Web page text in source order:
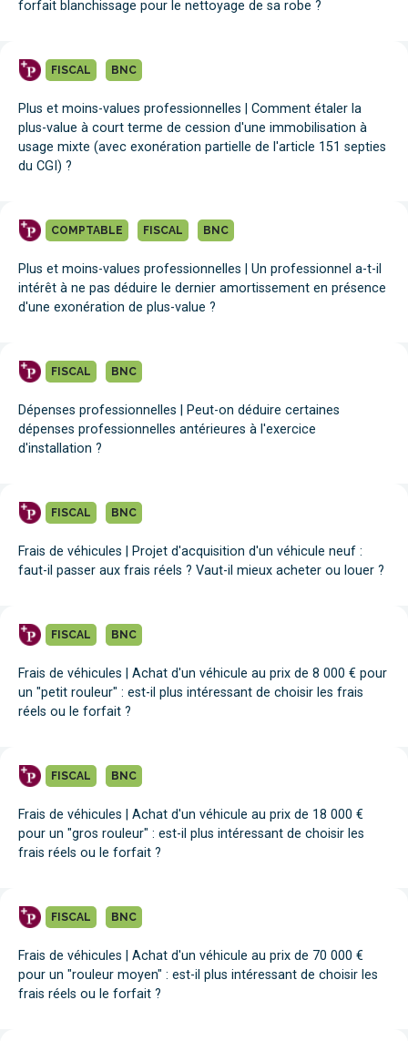
forfait blanchissage pour le nettoyage de sa robe ?
FISCAL BNC
Plus et moins-values professionnelles | Comment étaler la
plus-value à court terme de cession d'une immobilisation à
usage mixte (avec exonération partielle de l'article 151 septies
du CGI) ?
COMPTABLE FISCAL BNC
Plus et moins-values professionnelles | Un professionnel a-t-il
intérêt à ne pas déduire le dernier amortissement en présence
d'une exonération de plus-value ?
FISCAL BNC
Dépenses professionnelles | Peut-on déduire certaines
dépenses professionnelles antérieures à l'exercice
d'installation ?
FISCAL BNC
Frais de véhicules | Projet d'acquisition d'un véhicule neuf :
faut-il passer aux frais réels ? Vaut-il mieux acheter ou louer ?
FISCAL BNC
Frais de véhicules | Achat d'un véhicule au prix de 8 000 € pour
un "petit rouleur" : est-il plus intéressant de choisir les frais
réels ou le forfait ?
FISCAL BNC
Frais de véhicules | Achat d'un véhicule au prix de 18 000 €
pour un "gros rouleur" : est-il plus intéressant de choisir les
frais réels ou le forfait ?
FISCAL BNC
Frais de véhicules | Achat d'un véhicule au prix de 70 000 €
pour un "rouleur moyen" : est-il plus intéressant de choisir les
frais réels ou le forfait ?